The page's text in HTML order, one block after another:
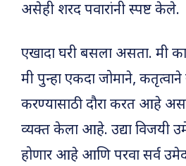
असेही शरद पवारांनी स्पष्ट केले.
एखादा घरी बसला असता. मी
मी पुन्हा एकदा जोमाने,
करण्यासाठी दौरा करत आहे असा
व्यक्त केला आहे. उद्या विजयी
होणार आहे आणि परवा सर्व